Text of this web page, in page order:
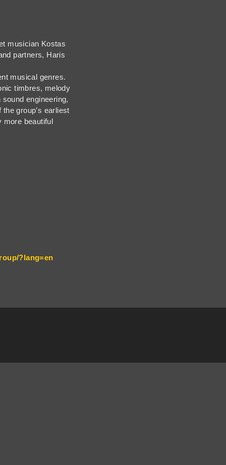
musician Kostas
partners, Haris
musical genres.
timbres, melody
engineering,
group’s earliest
more beautiful
?lang=en